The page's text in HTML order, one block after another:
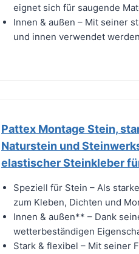
eignet sich für saugende
Innen & außen – Mit seiner
und innen verwendet
Pattex Montage Stein,
Naturstein und
elastischer Steinkleber
Speziell für Stein – Als
zum Kleben, Dichten und
Innen & außen** – Dank
wetterbeständigen
Stark & flexibel – Mit seiner